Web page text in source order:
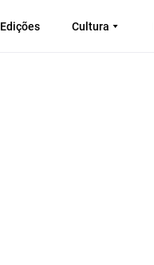
Edições Cultura